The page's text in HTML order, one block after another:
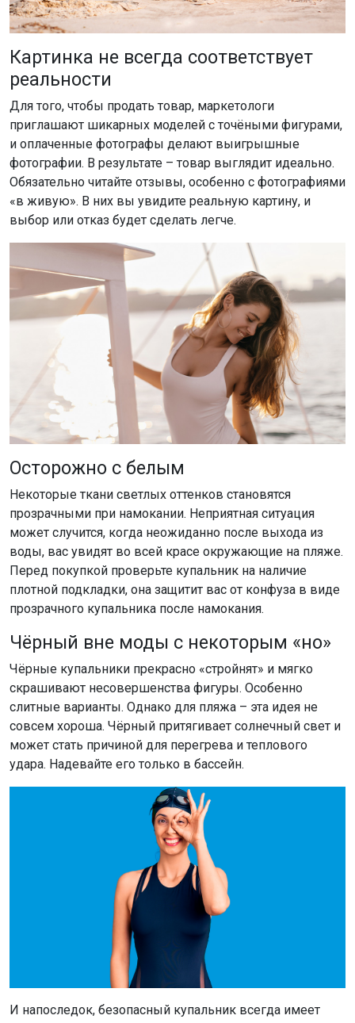
Картинка не всегда соответствует
реальности
Для того, чтобы продать товар, маркетологи
приглашают шикарных моделей с точёными фигурами,
и оплаченные фотографы делают выигрышные
фотографии. В результате – товар выглядит идеально.
Обязательно читайте отзывы, особенно с фотографиями
«в живую». В них вы увидите реальную картину, и
выбор или отказ будет сделать легче.
Осторожно с белым
Некоторые ткани светлых оттенков становятся
прозрачными при намокании. Неприятная ситуация
может случится, когда неожиданно после выхода из
воды, вас увидят во всей красе окружающие на пляже.
Перед покупкой проверьте купальник на наличие
плотной подкладки, она защитит вас от конфуза в виде
прозрачного купальника после намокания.
Чёрный вне моды с некоторым «но»
Чёрные купальники прекрасно «стройнят» и мягко
скрашивают несовершенства фигуры. Особенно
слитные варианты. Однако для пляжа – эта идея не
совсем хороша. Чёрный притягивает солнечный свет и
может стать причиной для перегрева и теплового
удара. Надевайте его только в бассейн.
И напоследок, безопасный купальник всегда имеет